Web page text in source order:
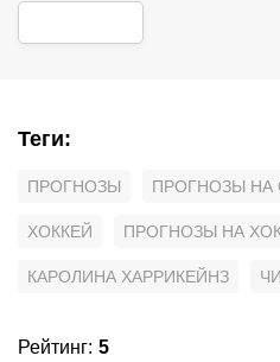
Теги:
ПРОГНОЗЫ ПРОГНОЗЫ НА
ХОККЕЙ ПРОГНОЗЫ НА
КАРОЛИНА ХАРРИКЕЙНЗ
Рейтинг: 5